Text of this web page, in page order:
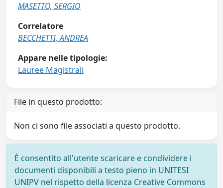
MASETTO, SERGIO
Correlatore
BECCHETTI, ANDREA
Appare nelle tipologie:
Lauree Magistrali
File in questo prodotto:
Non ci sono file associati a questo prodotto.
È consentito all'utente scaricare e condividere i
documenti disponibili a testo pieno in UNITESI
UNIPV nel rispetto della licenza Creative Commons